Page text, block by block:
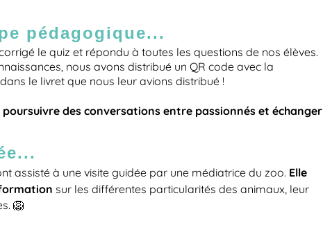
pédagogique...
le quiz et répondu à toutes les questions de nos élèves.
nous avons distribué un QR code avec la
le livret que nous leur avions distribué !
poursuivre des conversations entre passionnés et échanger
assisté à une visite guidée par une médiatrice du zoo. Elle
sur les différentes particularités des animaux, leur
🦁